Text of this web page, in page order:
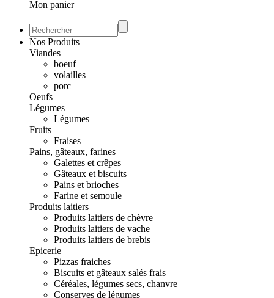
Mon panier
Nos Produits
Viandes
boeuf
volailles
porc
Oeufs
Légumes
Légumes
Fruits
Fraises
Pains, gâteaux, farines
Galettes et crêpes
Gâteaux et biscuits
Pains et brioches
Farine et semoule
Produits laitiers
Produits laitiers de chèvre
Produits laitiers de vache
Produits laitiers de brebis
Epicerie
Pizzas fraiches
Biscuits et gâteaux salés frais
Céréales, légumes secs, chanvre
Conserves de légumes